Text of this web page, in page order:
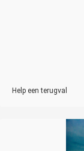
Help een terugval